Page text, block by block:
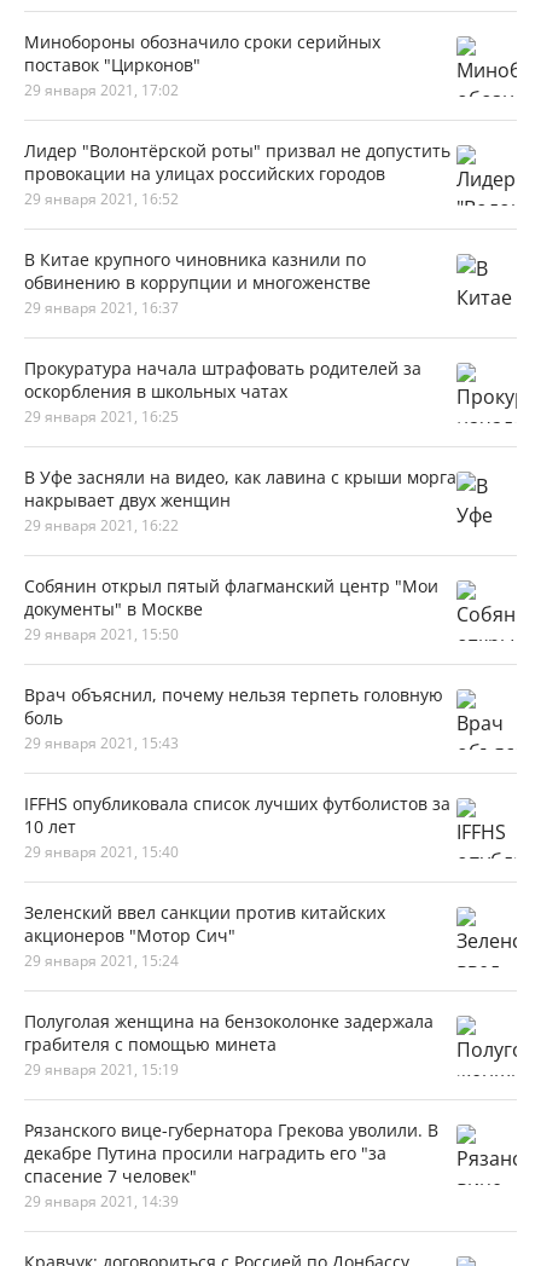
Минобороны обозначило сроки серийных
поставок "Цирконов"
29 января 2021, 17:02
Лидер "Волонтёрской роты" призвал не допустить
провокации на улицах российских городов
29 января 2021, 16:52
В Китае крупного чиновника казнили по
обвинению в коррупции и многоженстве
29 января 2021, 16:37
Прокуратура начала штрафовать родителей за
оскорбления в школьных чатах
29 января 2021, 16:25
В Уфе засняли на видео, как лавина с крыши морга
накрывает двух женщин
29 января 2021, 16:22
Собянин открыл пятый флагманский центр "Мои
документы" в Москве
29 января 2021, 15:50
Врач объяснил, почему нельзя терпеть головную
боль
29 января 2021, 15:43
IFFHS опубликовала список лучших футболистов за
10 лет
29 января 2021, 15:40
Зеленский ввел санкции против китайских
акционеров "Мотор Сич"
29 января 2021, 15:24
Полуголая женщина на бензоколонке задержала
грабителя с помощью минета
29 января 2021, 15:19
Рязанского вице-губернатора Грекова уволили. В
декабре Путина просили наградить его "за
спасение 7 человек"
29 января 2021, 14:39